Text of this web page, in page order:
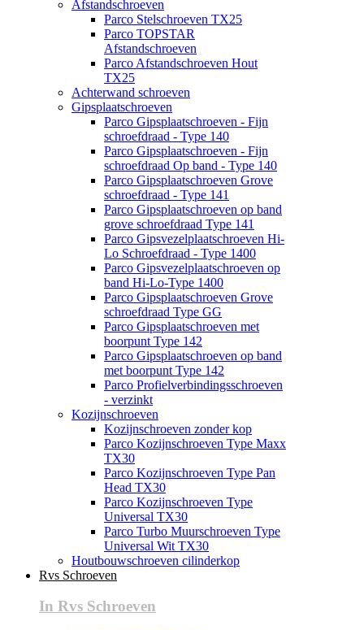
Afstandschroeven
Parco Stelschroeven TX25
Parco TOPSTAR
Afstandschroeven
Parco Afstandschroeven Hout
TX25
Achterwand schroeven
Gipsplaatschroeven
Parco Gipsplaatschroeven - Fijn
schroefdraad - Type 140
Parco Gipsplaatschroeven - Fijn
schroefdraad Op band - Type 140
Parco Gipsplaatschroeven Grove
schroefdraad - Type 141
Parco Gipsplaatschroeven op band
grove schroefdraad Type 141
Parco Gipsvezelplaatschroeven Hi-
Lo Schroefdraad - Type 1400
Parco Gipsvezelplaatschroeven op
band Hi-Lo-Type 1400
Parco Gipsplaatschroeven Grove
schroefdraad Type GG
Parco Gipsplaatschroeven met
boorpunt Type 142
Parco Gipsplaatschroeven op band
met boorpunt Type 142
Parco Profielverbindingsschroeven
- verzinkt
Kozijnschroeven
Kozijnschroeven zonder kop
Parco Kozijnschroeven Type Maxx
TX30
Parco Kozijnschroeven Type Pan
Head TX30
Parco Kozijnschroeven Type
Universal TX30
Parco Turbo Muurschroeven Type
Universal Wit TX30
Houtbouwschroeven cilinderkop
Rvs Schroeven
In Rvs Schroeven